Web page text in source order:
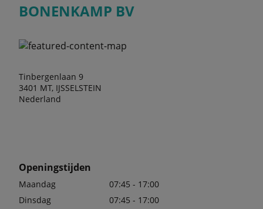
BONENKAMP BV
Tinbergenlaan 9
3401 MT, IJSSELSTEIN
Nederland
Openingstijden
Maandag
07:45 - 17:00
Dinsdag
07:45 - 17:00